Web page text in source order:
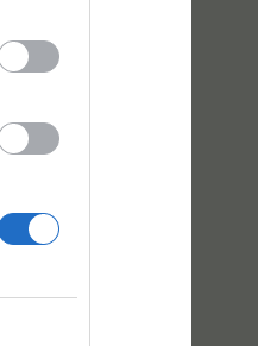
atâta
de
facă ce